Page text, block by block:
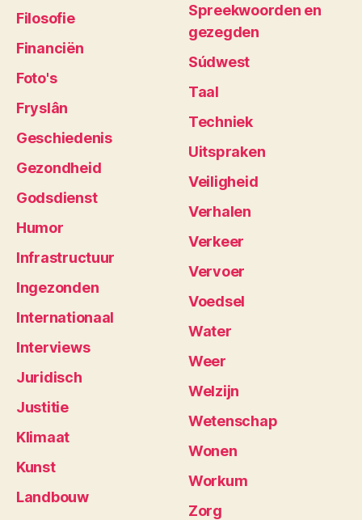
Filosofie
Financiën
Foto's
Fryslân
Geschiedenis
Gezondheid
Godsdienst
Humor
Infrastructuur
Ingezonden
Internationaal
Interviews
Juridisch
Justitie
Klimaat
Kunst
Landbouw
Spreekwoorden en
gezegden
Súdwest
Taal
Techniek
Uitspraken
Veiligheid
Verhalen
Verkeer
Vervoer
Voedsel
Water
Weer
Welzijn
Wetenschap
Wonen
Workum
Zorg